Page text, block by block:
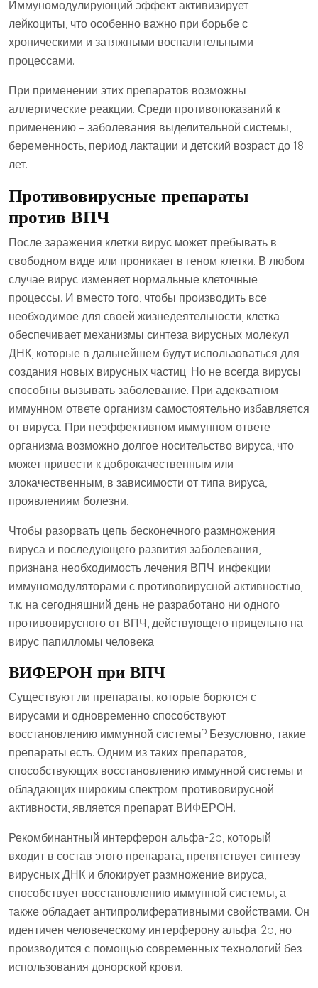
Иммуномодулирующий эффект активизирует
лейкоциты, что особенно важно при борьбе с
хроническими и затяжными воспалительными
процессами.
При применении этих препаратов возможны
аллергические реакции. Среди противопоказаний к
применению – заболевания выделительной системы,
беременность, период лактации и детский возраст до 18
лет.
Противовирусные препараты
против ВПЧ
После заражения клетки вирус может пребывать в
свободном виде или проникает в геном клетки. В любом
случае вирус изменяет нормальные клеточные
процессы. И вместо того, чтобы производить все
необходимое для своей жизнедеятельности, клетка
обеспечивает механизмы синтеза вирусных молекул
ДНК, которые в дальнейшем будут использоваться для
создания новых вирусных частиц. Но не всегда вирусы
способны вызывать заболевание. При адекватном
иммунном ответе организм самостоятельно избавляется
от вируса. При неэффективном иммунном ответе
организма возможно долгое носительство вируса, что
может привести к доброкачественным или
злокачественным, в зависимости от типа вируса,
проявлениям болезни.
Чтобы разорвать цепь бесконечного размножения
вируса и последующего развития заболевания,
признана необходимость лечения ВПЧ-инфекции
иммуномодуляторами с противовирусной активностью,
т.к. на сегодняшний день не разработано ни одного
противовирусного от ВПЧ, действующего прицельно на
вирус папилломы человека.
ВИФЕРОН при ВПЧ
Существуют ли препараты, которые борются с
вирусами и одновременно способствуют
восстановлению иммунной системы? Безусловно, такие
препараты есть. Одним из таких препаратов,
способствующих восстановлению иммунной системы и
обладающих широким спектром противовирусной
активности, является препарат ВИФЕРОН.
Рекомбинантный интерферон альфа-2b, который
входит в состав этого препарата, препятствует синтезу
вирусных ДНК и блокирует размножение вируса,
способствует восстановлению иммунной системы, а
также обладает антипролиферативными свойствами. Он
идентичен человеческому интерферону альфа-2b, но
производится с помощью современных технологий без
использования донорской крови.